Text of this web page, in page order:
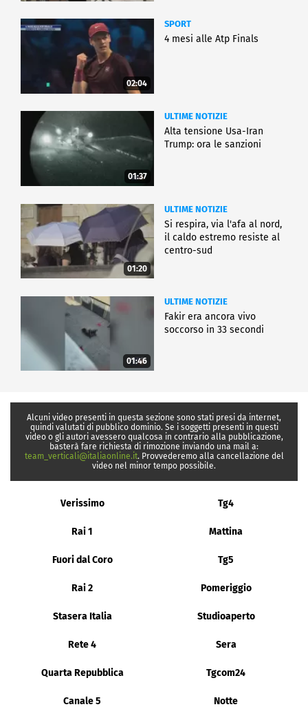
02:04
SPORT
4 mesi alle Atp Finals
01:37
ULTIME NOTIZIE
Alta tensione Usa-Iran
Trump: ora le sanzioni
01:20
ULTIME NOTIZIE
Si respira, via l'afa al nord,
il caldo estremo resiste al
centro-sud
01:46
ULTIME NOTIZIE
Fakir era ancora vivo
soccorso in 33 secondi
Alcuni video presenti in questa sezione sono stati presi da internet,
quindi valutati di pubblico dominio. Se i soggetti presenti in questi
video o gli autori avessero qualcosa in contrario alla pubblicazione,
basterà fare richiesta di rimozione inviando una mail a:
team_verticali@italiaonline.it. Provvederemo alla cancellazione del
video nel minor tempo possibile.
Verissimo Tg4
Rai 1 Mattina
Fuori dal Coro Tg5
Rai 2 Pomeriggio
Stasera Italia Studioaperto
Rete 4 Sera
Quarta Repubblica Tgcom24
Canale 5 Notte